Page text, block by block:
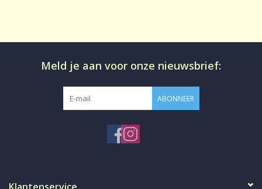
Meld je aan voor onze nieuwsbrief:
ABONNEER